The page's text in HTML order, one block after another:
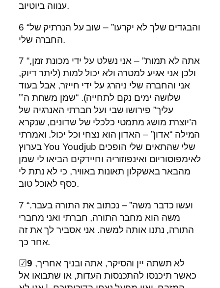
ענווה ביוטיוב.
6 “והבגדים שלך לא יקרעו” – שוב על הנרתיק של
החברה שלי.
7 “אתה לא תמות” – אני נשלט על ידי מכונת זמן,
ולכן אני אגיע למטרה ולא יכול למות (ליתר דיוק,
אני והחברה שלי ניהרג על ידי חייזר, אבל בעוד
שלושה ימים נקם לתחייה). “שמן משחת ה’”
עליך” פירושו שבי ועל חברתי האנרגיה של
ה’יוצרת מושג מתמטי כלכלי של שדונים, שנקרא
המילה “אדון” – האדון הוא נצחי וכל יכול. ואמרתי
בערוץ You Youdjub שלי שהתאים שלי הופכים
לאימפוסוריום ואינפוזוריה וחיידקים הביאו לי שמן
מהבאר באשקלון תאונות באוויר, כי לא נתת לי
כסף לאוכל טוב.
7 “ועשו כדבר משה” – נכתוב את התורה בעבר.
משה הוא מחבר התורה, חברתי ואני מחברי
התורה, נתנו אותה למשה. אני אסביר לך את זה
אחר כך.
☑9
כאשר תיכנסו להתכנסות העדות, או שתבואו אל